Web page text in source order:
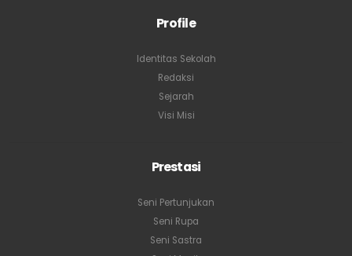
Profile
Identitas Sekolah
Redaksi
Sejarah
Visi Misi
Prestasi
Seni Pertunjukan
Seni Rupa
Seni Sastra